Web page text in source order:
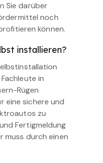
Sie darüber
noch
können.
installieren?
in
Rügen
eine sichere und
zu
Fertigmeldung
muss durch einen